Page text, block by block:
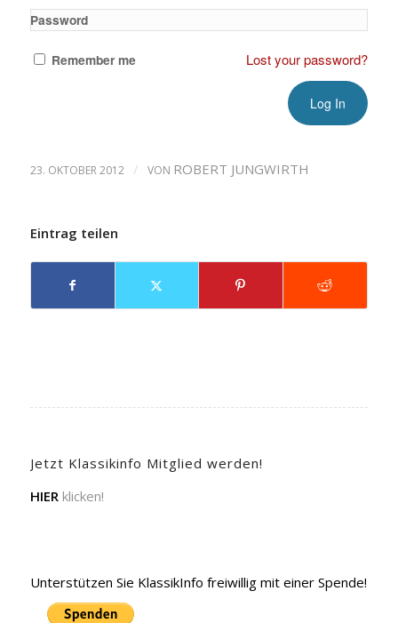
Password
Remember me Lost your password?
23. OKTOBER 2012 / VON ROBERT JUNGWIRTH
Eintrag teilen
Jetzt Klassikinfo Mitglied werden!
HIER klicken!
Unterstützen Sie KlassikInfo freiwillig mit einer Spende!